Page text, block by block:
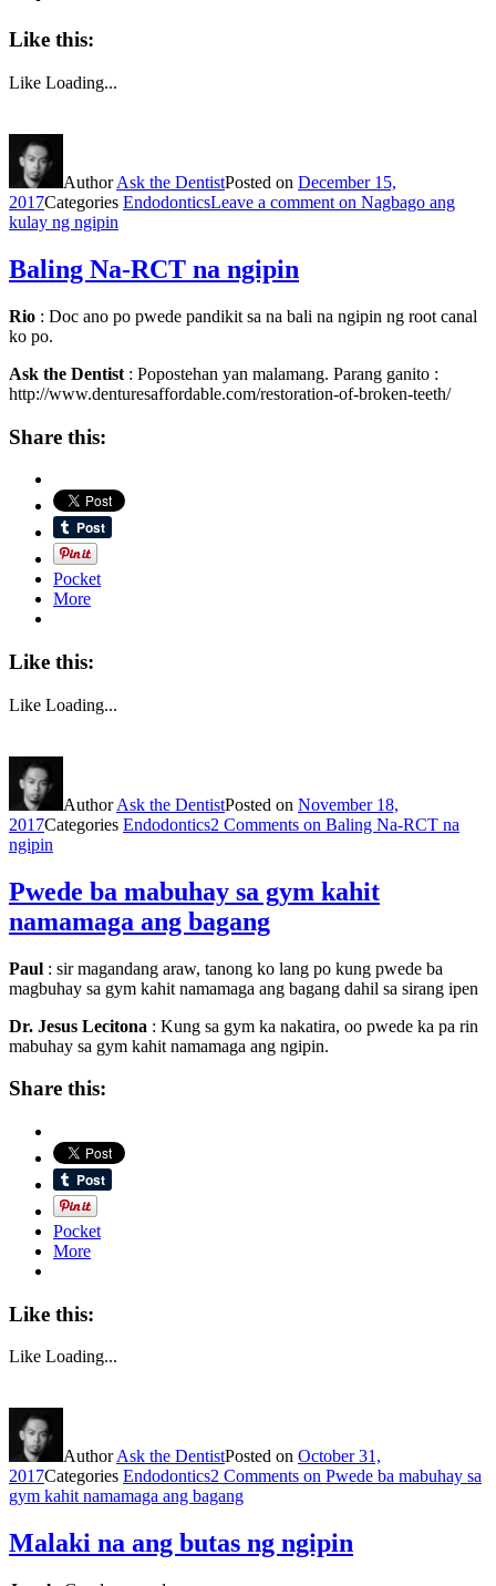
Like this:
Like Loading...
AuthorAsk the DentistPosted on December 15,
2017Categories EndodonticsLeave a comment on Nagbago ang
kulay ng ngipin
Baling Na-RCT na ngipin
Rio : Doc ano po pwede pandikit sa na bali na ngipin ng root canal
ko po.
Ask the Dentist : Popostehan yan malamang. Parang ganito :
http://www.denturesaffordable.com/restoration-of-broken-teeth/
Share this:
Pocket
More
Like this:
Like Loading...
AuthorAsk the DentistPosted on November 18,
2017Categories Endodontics2 Comments on Baling Na-RCT na
ngipin
Pwede ba mabuhay sa gym kahit
namamaga ang bagang
Paul : sir magandang araw, tanong ko lang po kung pwede ba
magbuhay sa gym kahit namamaga ang bagang dahil sa sirang ipen
Dr. Jesus Lecitona : Kung sa gym ka nakatira, oo pwede ka pa rin
mabuhay sa gym kahit namamaga ang ngipin.
Share this:
Pocket
More
Like this:
Like Loading...
AuthorAsk the DentistPosted on October 31,
2017Categories Endodontics2 Comments on Pwede ba mabuhay sa
gym kahit namamaga ang bagang
Malaki na ang butas ng ngipin